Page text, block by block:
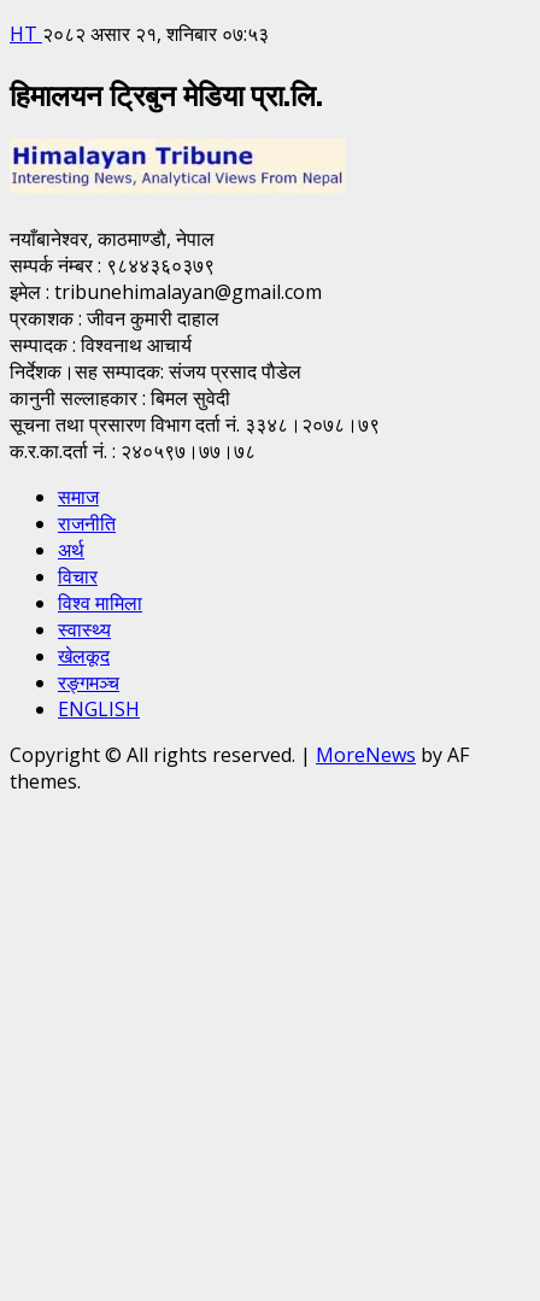
HT २०८२ असार २१, शनिबार ०७:५३
हिमालयन ट्रिबुन मेडिया प्रा.लि.
नयाँबानेश्वर, काठमाण्डाै, नेपाल
सम्पर्क नंम्बर : ९८४४३६०३७९
इमेल : tribunehimalayan@gmail.com
प्रकाशक : जीवन कुमारी दाहाल
सम्पादक : विश्वनाथ आचार्य
निर्देशक।सह सम्पादक: संजय प्रसाद पाैडेल
कानुनी सल्लाहकार : बिमल सुवेदी
सूचना तथा प्रसारण विभाग दर्ता नं. ३३४८।२०७८।७९
क.र.का.दर्ता नं. : २४०५९७।७७।७८
समाज
राजनीति
अर्थ
विचार
विश्व मामिला
स्वास्थ्य
खेलकूद
रङ्गमञ्च
ENGLISH
Copyright © All rights reserved. | MoreNews by AF
themes.